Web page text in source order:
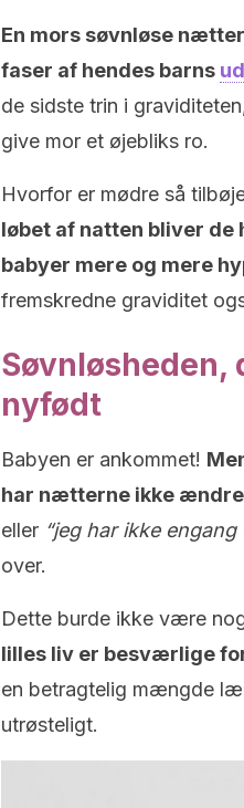
En mors søvnløse
faser af hendes barns
de sidste trin i
give mor et øjebliks ro.
Hvorfor er mødre så
løbet af natten bliver
babyer mere og mere
fremskredne graviditet
Søvnløsheden,
nyfødt
Babyen er ankommet!
har nætterne ikke
eller “jeg har ikke
over.
Dette burde ikke være
lilles liv er besværlige
en betragtelig mængde
utrøsteligt.